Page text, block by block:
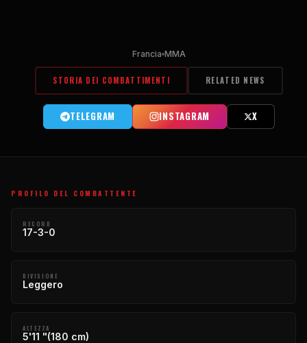
Francia MMA
STORIA DEI COMBATTIMENTI RELATED NEWS
TELEGRAM INSTAGRAM X
PROFILO DEL COMBATTENTE
RECORD
17-3-0
DIVISIONE
Leggero
ALTEZZA
5'11 "(180 cm)